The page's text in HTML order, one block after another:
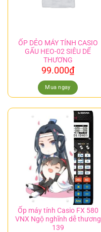
ỐP DẺO MÁY TÍNH CASIO
GẤU HEO-02 SIÊU DỂ
THƯƠNG
99.000₫
Mua ngay
Ốp máy tính Casio FX 580
VNX Ngộ nghĩnh dễ thương
139